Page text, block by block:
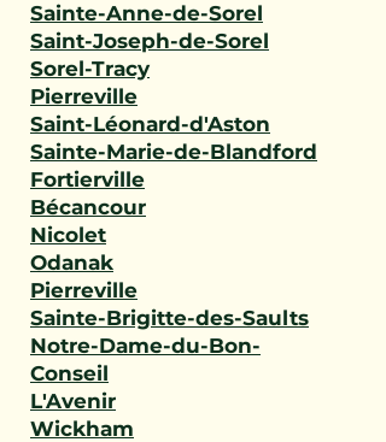
Sainte-Anne-de-Sorel
Saint-Joseph-de-Sorel
Sorel-Tracy
Pierreville
Saint-Léonard-d'Aston
Sainte-Marie-de-Blandford
Fortierville
Bécancour
Nicolet
Odanak
Pierreville
Sainte-Brigitte-des-Saults
Notre-Dame-du-Bon-
Conseil
L'Avenir
Wickham